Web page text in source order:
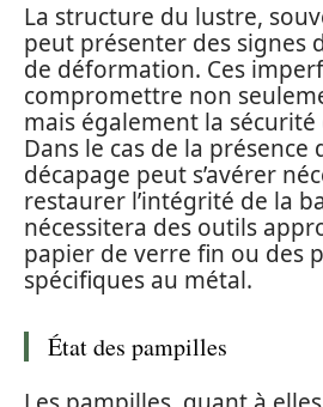
La structure du lustre,
peut présenter des signes
de déformation. Ces
compromettre non
mais également la sécurité
Dans le cas de la présence
décapage peut s’avérer
restaurer l’intégrité de la
nécessitera des outils
papier de verre fin ou des
spécifiques au métal.
État des pampilles